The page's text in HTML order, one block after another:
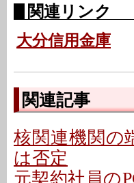
関連リンク
大分信用金庫
関連記事
核関連機関の
は否定
元契約社員の